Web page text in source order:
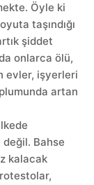
Öyle ki
taşındığı
şiddet
onlarca ölü,
evler, işyerleri
artan
Bahse
kalacak